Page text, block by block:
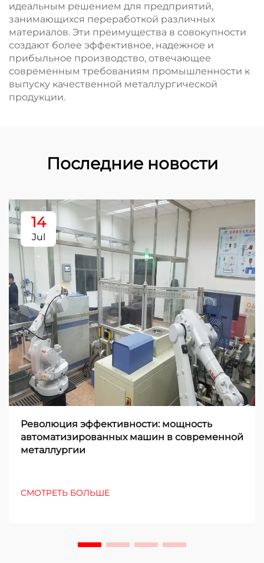
идеальным решением для предприятий,
занимающихся переработкой различных
материалов. Эти преимущества в совокупности
создают более эффективное, надежное и
прибыльное производство, отвечающее
современным требованиям промышленности к
выпуску качественной металлургической
продукции.
Последние новости
14
Jul
Революция эффективности: мощность
автоматизированных машин в современной
металлургии
СМОТРЕТЬ БОЛЬШЕ